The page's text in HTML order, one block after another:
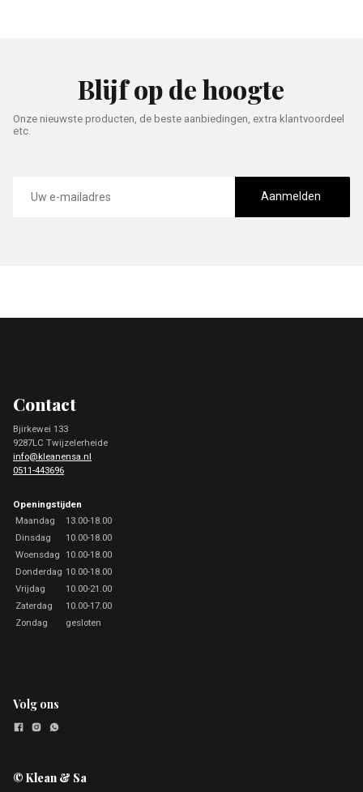
Blijf op de hoogte
Onze nieuwste producten, de beste aanbiedingen, extra klantvoordeel
etc.
mailadres
Aanmelden
Contact
Bjirkewei 133
9287LC Twijzelerheide
info@kleanensa.nl
0511-443696
Openingstijden
Maandag
13.00-18.00
Dinsdag
10.00-18.00
Woensdag 10.00-18.00
Donderdag 10.00-18.00
Vrijdag
10.00-21.00
Zaterdag
10.00-17.00
Zondag
gesloten
Volg ons
© Klean & Sa